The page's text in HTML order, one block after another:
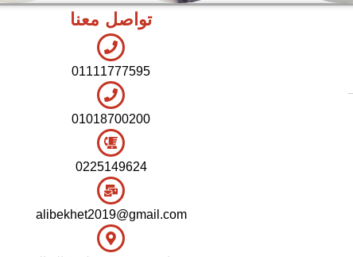
01111777595
01018700200
0225149624
تواصل معنا
alibekhet2019@gmail.com